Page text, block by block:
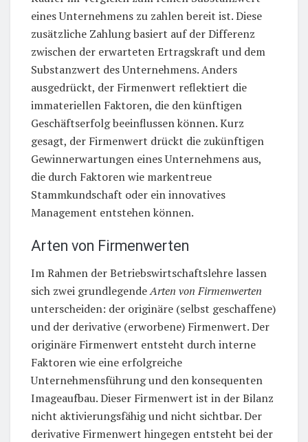
eines Unternehmens zu zahlen bereit ist. Diese
zusätzliche Zahlung basiert auf der Differenz
zwischen der erwarteten Ertragskraft und dem
Substanzwert des Unternehmens. Anders
ausgedrückt, der Firmenwert reflektiert die
immateriellen Faktoren, die den künftigen
Geschäftserfolg beeinflussen können. Kurz
gesagt, der Firmenwert drückt die zukünftigen
Gewinnerwartungen eines Unternehmens aus,
die durch Faktoren wie markentreue
Stammkundschaft oder ein innovatives
Management entstehen können.
Arten von Firmenwerten
Im Rahmen der Betriebswirtschaftslehre lassen
sich zwei grundlegendeArten von Firmenwerten
unterscheiden: der originäre (selbst geschaffene)
und der derivative (erworbene) Firmenwert. Der
originäre Firmenwert entsteht durch interne
Faktoren wie eine erfolgreiche
Unternehmensführung und den konsequenten
Imageaufbau. Dieser Firmenwert ist in der Bilanz
nicht aktivierungsfähig und nicht sichtbar. Der
derivative Firmenwert hingegen entsteht bei der